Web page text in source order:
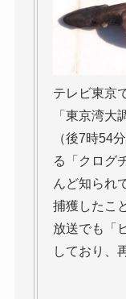
テレビ東京
「東京湾大
（後7時54
る「クログ
んど知られ
捕獲したこ
放送でも「
しており、